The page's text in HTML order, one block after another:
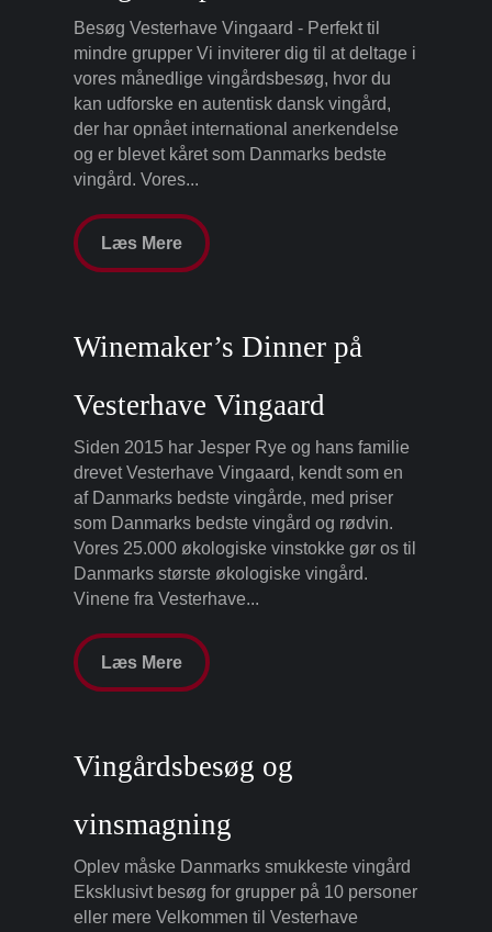
Besøg Vesterhave Vingaard - Perfekt til
mindre grupper Vi inviterer dig til at deltage i
vores månedlige vingårdsbesøg, hvor du
kan udforske en autentisk dansk vingård,
der har opnået international anerkendelse
og er blevet kåret som Danmarks bedste
vingård. Vores...
Læs Mere
Winemaker’s Dinner på
Vesterhave Vingaard
Siden 2015 har Jesper Rye og hans familie
drevet Vesterhave Vingaard, kendt som en
af Danmarks bedste vingårde, med priser
som Danmarks bedste vingård og rødvin.
Vores 25.000 økologiske vinstokke gør os til
Danmarks største økologiske vingård.
Vinene fra Vesterhave...
Læs Mere
Vingårdsbesøg og
vinsmagning
Oplev måske Danmarks smukkeste vingård
Eksklusivt besøg for grupper på 10 personer
eller mere Velkommen til Vesterhave